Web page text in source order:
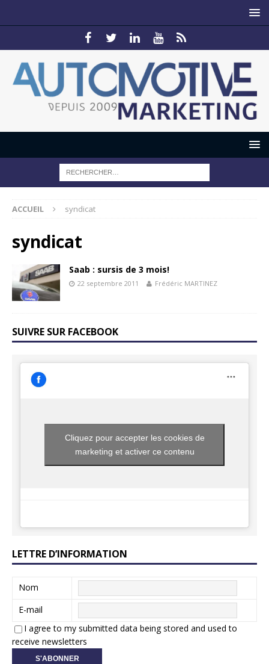
ACCUEIL syndicat
syndicat
Saab : sursis de 3 mois!
22 septembre 2011 Frédéric MARTINEZ
SUIVRE SUR FACEBOOK
Cliquez pour accepter les cookies de
marketing et activer ce contenu
LETTRE D’INFORMATION
Nom
E-mail
I agree to my submitted data being stored and used to
receive newsletters